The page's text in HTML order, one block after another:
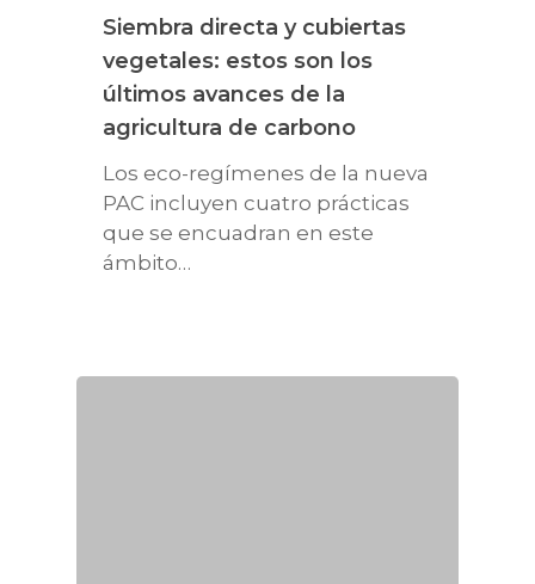
Siembra directa y cubiertas
vegetales: estos son los
últimos avances de la
agricultura de carbono
Los eco-regímenes de la nueva
PAC incluyen cuatro prácticas
que se encuadran en este
ámbito…